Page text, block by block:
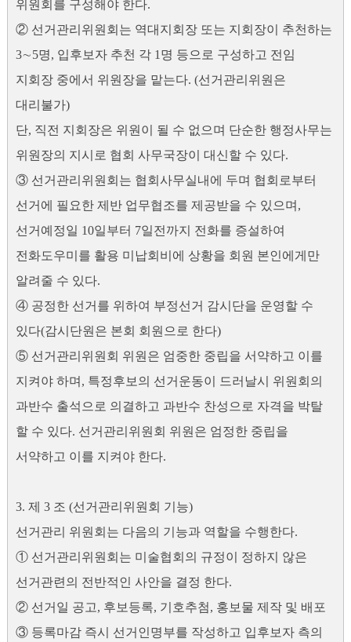
위원회를 구성해야 한다.
② 선거관리위원회는 역대지회장 또는 지회장이 추천하는
3∼5명, 입후보자 추천 각 1명 등으로 구성하고 전임
지회장 중에서 위원장을 맡는다. (선거관리위원은
대리불가)
단, 직전 지회장은 위원이 될 수 없으며 단순한 행정사무는
위원장의 지시로 협회 사무국장이 대신할 수 있다.
③ 선거관리위원회는 협회사무실내에 두며 협회로부터
선거에 필요한 제반 업무협조를 제공받을 수 있으며,
선거예정일 10일부터 7일전까지 전화를 증설하여
전화도우미를 활용 미납회비에 상황을 회원 본인에게만
알려줄 수 있다.
④ 공정한 선거를 위하여 부정선거 감시단을 운영할 수
있다(감시단원은 본회 회원으로 한다)
⑤ 선거관리위원회 위원은 엄중한 중립을 서약하고 이를
지켜야 하며, 특정후보의 선거운동이 드러날시 위원회의
과반수 출석으로 의결하고 과반수 찬성으로 자격을 박탈
할 수 있다. 선거관리위원회 위원은 엄정한 중립을
서약하고 이를 지켜야 한다.
3. 제 3 조 (선거관리위원회 기능)
선거관리 위원회는 다음의 기능과 역할을 수행한다.
① 선거관리위원회는 미술협회의 규정이 정하지 않은
선거관련의 전반적인 사안을 결정 한다.
② 선거일 공고, 후보등록, 기호추첨, 홍보물 제작 및 배포
③ 등록마감 즉시 선거인명부를 작성하고 입후보자 측의